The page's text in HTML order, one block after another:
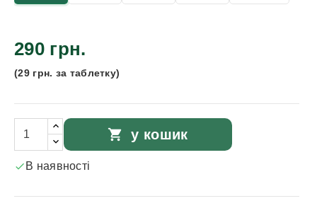
290 грн.
(29 грн. за таблетку)
shopping_cart у кошик
 В наявності